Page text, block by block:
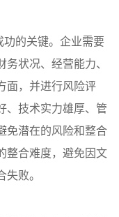
功的关键。企业需要
状况、经营能力、
面，并进行风险评
、技术实力雄厚、管
免潜在的风险和整合
整合难度，避免因文
败。